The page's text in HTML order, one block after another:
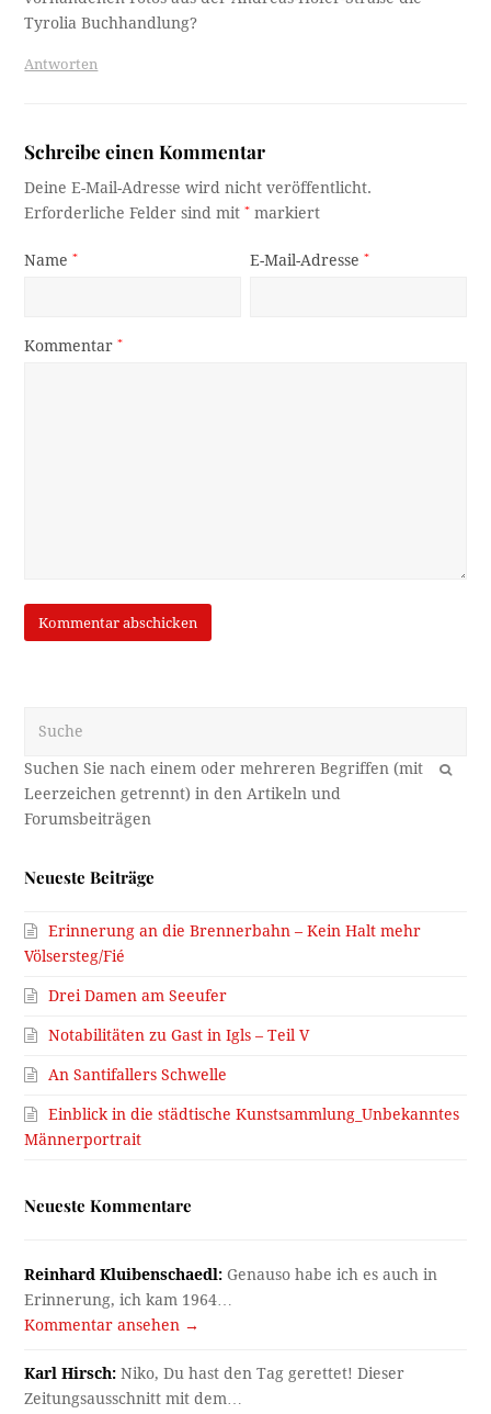
Tyrolia Buchhandlung?
Antworten
Schreibe einen Kommentar
Deine E-Mail-Adresse wird nicht veröffentlicht.
Erforderliche Felder sind mit* markiert
Name* E-Mail-Adresse*
Kommentar*
OK
Neueste Beiträge
Erinnerung an die Brennerbahn – Kein Halt mehr
Völsersteg/Fié
Drei Damen am Seeufer
Notabilitäten zu Gast in Igls – Teil V
An Santifallers Schwelle
Einblick in die städtische Kunstsammlung_Unbekanntes
Männerportrait
Neueste Kommentare
Reinhard Kluibenschaedl: Genauso habe ich es auch in
Erinnerung, ich kam 1964…
Kommentar ansehen →
Karl Hirsch: Niko, Du hast den Tag gerettet! Dieser
Zeitungsausschnitt mit dem…